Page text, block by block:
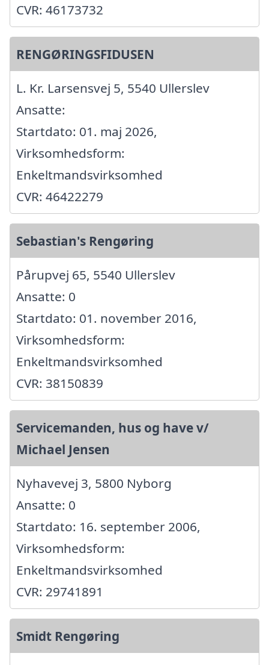
CVR: 46173732
RENGØRINGSFIDUSEN
L. Kr. Larsensvej 5, 5540 Ullerslev
Ansatte:
Startdato: 01. maj 2026,
Virksomhedsform:
Enkeltmandsvirksomhed
CVR: 46422279
Sebastian's Rengøring
Pårupvej 65, 5540 Ullerslev
Ansatte: 0
Startdato: 01. november 2016,
Virksomhedsform:
Enkeltmandsvirksomhed
CVR: 38150839
Servicemanden, hus og have v/
Michael Jensen
Nyhavevej 3, 5800 Nyborg
Ansatte: 0
Startdato: 16. september 2006,
Virksomhedsform:
Enkeltmandsvirksomhed
CVR: 29741891
Smidt Rengøring